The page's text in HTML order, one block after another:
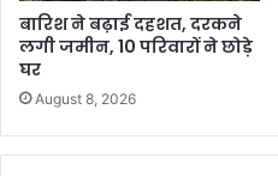
बारिश ने बढ़ाई दहशत, दरकने
लगी जमीन, 10 परिवारों ने छोड़े
घर
August 8, 2026